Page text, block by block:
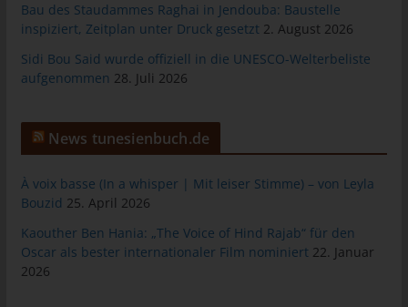
Bau des Staudammes Raghai in Jendouba: Baustelle
inspiziert, Zeitplan unter Druck gesetzt 2. August 2026
Sidi Bou Said wurde offiziell in die UNESCO-Welterbeliste
aufgenommen 28. Juli 2026
News tunesienbuch.de
À voix basse (In a whisper | Mit leiser Stimme) – von Leyla
Bouzid 25. April 2026
Kaouther Ben Hania: „The Voice of Hind Rajab“ für den
Oscar als bester internationaler Film nominiert 22. Januar
2026
Zahlreiche Internetseiten und Server verwenden Cookies. Viele
Cookies enthalten eine sogenannte Cookie-ID. Eine Cookie-ID
ist eine eindeutige Kennung des Cookies. Sie besteht aus einer
Zeichenfolge, durch welche Internetseiten und Server dem
besuchten Internetseiten und Servern, den individuellen
Browser der betroffenen Person von anderen Internetbrowsern,
Internetbrowser kann über die eindeutige Cookie-ID
wiedererkannt und identifiziert werden.
Durch den Einsatz von Cookies kann den Nutzern dieser
Internetseite nutzerfreundlichere Services bereitstellen, die ohne